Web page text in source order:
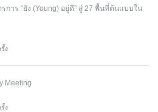
าร “ยัง (Young) อยู่ดี” สู่ 27 พื้นที่ต้นแบบใน
ง
Meeting
ง